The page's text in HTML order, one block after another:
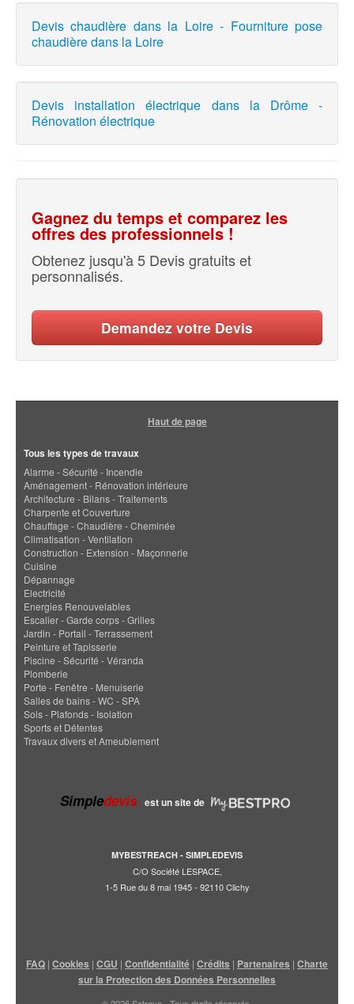
Devis chaudière dans la Loire - Fourniture pose
chaudière dans la Loire
Devis installation électrique dans la Drôme -
Rénovation électrique
Gagnez du temps et comparez les
offres des professionnels !
Obtenez jusqu'à 5 Devis gratuits et
personnalisés.
Demandez votre Devis
Haut de page
Tous les types de travaux
Alarme - Sécurité - Incendie
Aménagement - Rénovation intérieure
Architecture - Bilans - Traitements
Charpente et Couverture
Chauffage - Chaudière - Cheminée
Climatisation - Ventilation
Construction - Extension - Maçonnerie
Cuisine
Dépannage
Electricité
Energies Renouvelables
Escalier - Garde corps - Grilles
Jardin - Portail - Terrassement
Peinture et Tapisserie
Piscine - Sécurité - Véranda
Plomberie
Porte - Fenêtre - Menuiserie
Salles de bains - WC - SPA
Sols - Plafonds - Isolation
Sports et Détentes
Travaux divers et Ameublement
Simpledevis est un site de
MYBESTREACH - SIMPLEDEVIS
C/O Société LESPACE,
1-5 Rue du 8 mai 1945 - 92110 Clichy
FAQ | Cookies | CGU | Confidentialité | Crédits | Partenaires | Charte
sur la Protection des Données Personnelles